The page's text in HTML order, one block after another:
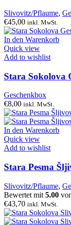
Slivovitz/Pflaume,
€45,00 inkl. MwSt.
In den Warenkorb
Quick view
Add to wishlist
Stara Sokolova
Geschenkbox
€8,00 inkl. MwSt.
In den Warenkorb
Quick view
Add to wishlist
Stara Pesma
Slivovitz/Pflaume,
Bewertet mit 5.00
€43,70 inkl. MwSt.